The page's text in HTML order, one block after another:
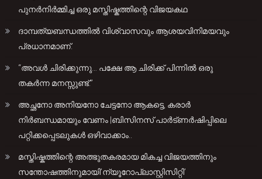
പുനർനിർമ്മിച്ച ഒരു മസ്തിഷ്കത്തിന്റെ വിജയകഥ
ദാമ്പത്യബന്ധത്തിൽ വിശ്വാസവും ആശയവിനിമയവും
പ്രധാനമാണ്.
“അവൾ ചിരിക്കുന്നു… പക്ഷേ ആ ചിരിക്ക് പിന്നിൽ ഒരു
തകർന്ന മനസ്സുണ്ട്.”
അച്ഛനോ അനിയനോ ചേട്ടനോ ആകട്ടെ, കരാർ
നിർബന്ധമായും വേണം |ബിസിനസ് പാർട്ണർഷിപ്പിലെ
പറ്റിക്കപ്പെടലുകൾ ഒഴിവാക്കാം..
മസ്തിഷ്കത്തിന്റെ അത്ഭുതകരമായ മികച്ച വിജയത്തിനും
സന്തോഷത്തിനുമായി’ന്യൂറോപ്ലാസ്റ്റിസിറ്റി’